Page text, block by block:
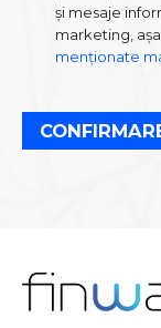
și mesaje
marketing,
menționate